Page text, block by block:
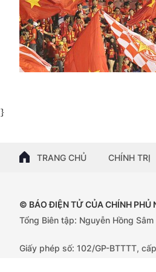
}
TRANG CHỦ CHÍNH TRỊ
© BÁO ĐIỆN TỬ CỦA CHÍNH PHỦ
Tổng Biên tập: Nguyễn Hồng Sâm
Giấy phép số: 102/GP-BTTTT,